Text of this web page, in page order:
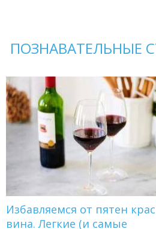
ПОЗНАВАТЕЛЬНЫЕ
Избавляемся от пятен
вина. Легкие (и самые